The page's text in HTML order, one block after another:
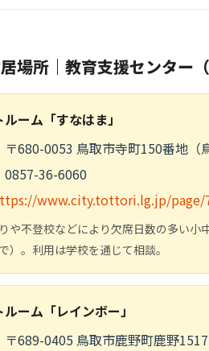
場所｜教育支援センター
ーム「すなはま」
680-0053 鳥取市寺町150番地（
0857-36-6060
www.city.tottori.lg.jp/page/
や不登校などにより欠席日数の多い小
）。利用は学校を通じて相談。
ーム「レインボー」
689-0405 鳥取市鹿野町鹿野1517